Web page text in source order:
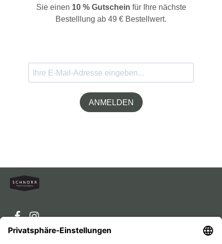
Sie einen 10 % Gutschein für Ihre nächste
Bestelllung ab 49 € Bestellwert.
ANMELDEN